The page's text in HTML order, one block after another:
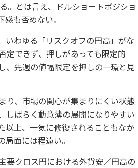
。とは言え、ドルショートポジショ
も否めない。
いわゆる「リスクオフの円高」がな
定できず、押しがあっても限定的
、先週の値幅限定を押しの一環と見
り、市場の関心が集まりにくい状態
しばらく動意薄の展開になりやすい
以上、一気に修復されることもなか
面には程遠い。
要クロス円における外貨安／円高の